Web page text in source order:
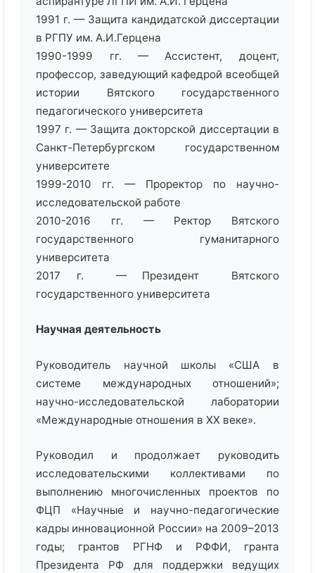
1991 г. — Защита кандидатской диссертации
в РГПУ им. А.И.Герцена
1990-1999 гг. — Ассистент, доцент,
профессор, заведующий кафедрой всеобщей
истории Вятского государственного
педагогического университета
1997 г. — Защита докторской диссертации в
Санкт-Петербургском государственном
университете
1999-2010 гг. — Проректор по научно-
исследовательской работе
2010-2016 гг. — Ректор Вятского
государственного гуманитарного
университета
2017 г. — Президент Вятского
государственного университета
Научная деятельность
Руководитель научной школы «США в
системе международных отношений»;
научно-исследовательской лаборатории
«Международные отношения в ХХ веке».
Руководил и продолжает руководить
исследовательскими коллективами по
выполнению многочисленных проектов по
ФЦП «Научные и научно-педагогические
кадры инновационной России» на 2009–2013
годы; грантов РГНФ и РФФИ, гранта
Президента РФ для поддержки ведущих